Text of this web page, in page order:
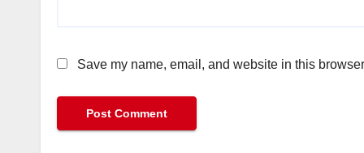
Save my name, email, and website in this